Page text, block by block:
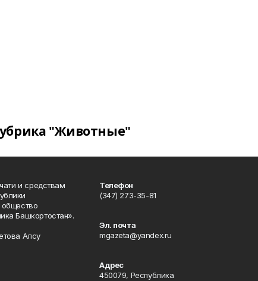
"Животные"
и средствам
общество
Башкортостан».
Алсу
Телефон
(347) 273-35-81
Эл. почта
mgazeta@yandex.ru
Адрес
450079, Республика